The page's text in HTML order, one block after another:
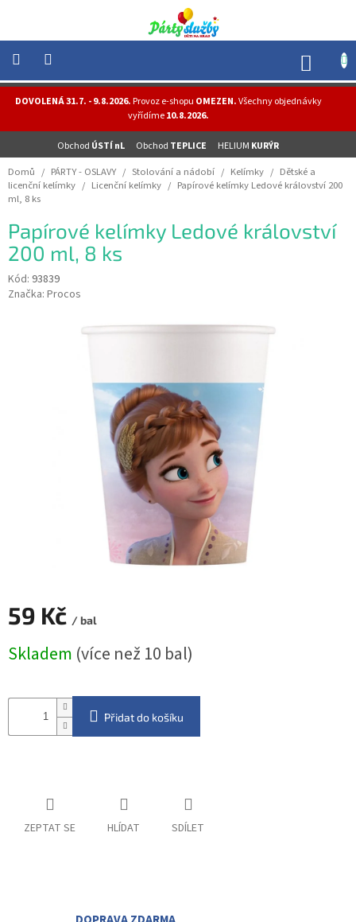
obsah
DOVOLENÁ 31.7. - 9.8.2026.Provoz e-shopu OMEZEN.Všechny objednávky
vyřídíme10.8.2026.
Obchod ÚSTÍ nL Obchod TEPLICE HELIUM KURÝR
NOVINKY
HELIUM
PÁRTY
OSLAVY
MASKY
-
KOSTÝMY
Domů / PÁRTY - OSLAVY / Stolování a nádobí / Kelímky / Dětské a
licenční kelímky / Licenční kelímky / Papírové kelímky Ledové království 200
ml, 8 ks
Papírové kelímky Ledové království
200 ml, 8 ks
Kód: 93839
Značka: Procos
59 Kč / bal
cena:
Skladem (více než 10 bal)
Přidat do košíku
ZEPTAT SE HLÍDAT SDÍLET